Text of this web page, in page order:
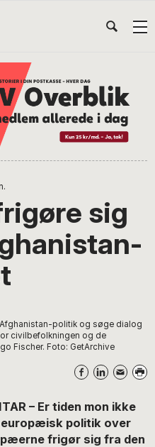
sig
politik og søge dialog
civilbefolkningen og de
Fischer. Foto: GetArchive
– Er tiden mon ikke
politik over
frigør sig fra den